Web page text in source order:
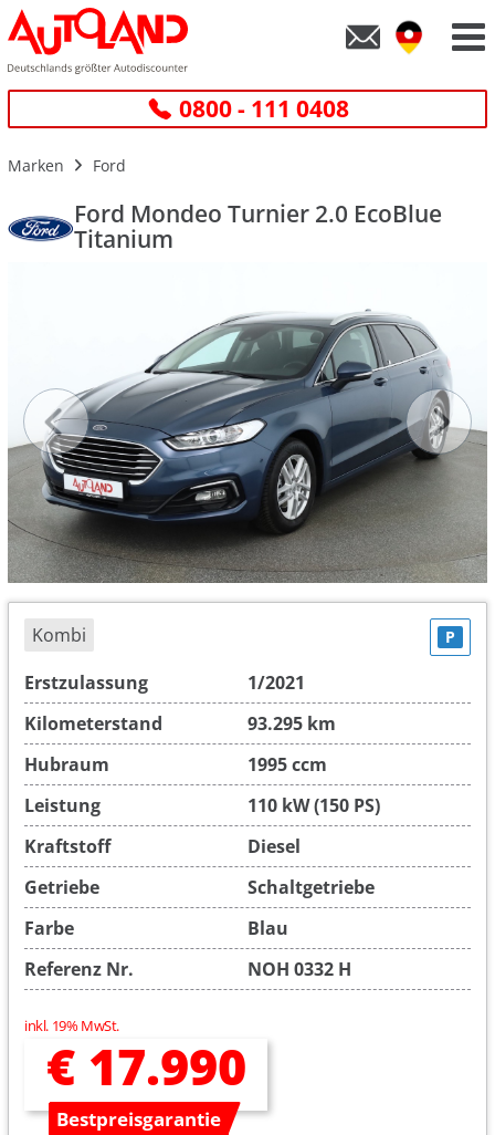
0800 - 111 0408
Marken Ford
Ford Mondeo Turnier 2.0 EcoBlue
Titanium
Kombi P
Erstzulassung
1/2021
Kilometerstand
93.295 km
Hubraum
1995 ccm
Leistung
110 kW (150 PS)
Kraftstoff
Diesel
Getriebe
Schaltgetriebe
Farbe
Blau
Referenz Nr.
NOH 0332 H
inkl. 19% MwSt.
€ 17.990
Bestpreisgarantie